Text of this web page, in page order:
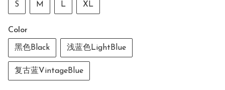
S M L XL
Color
黑色Black 浅蓝色LightBlue
复古蓝VintageBlue